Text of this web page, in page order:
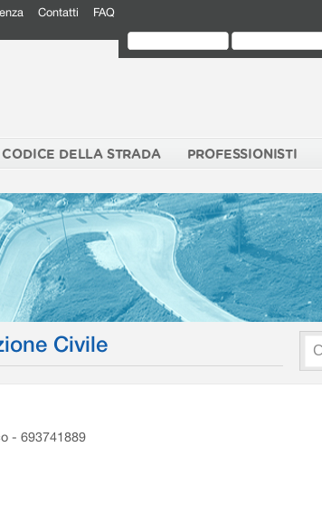
Contatti FAQ
CODICE DELLA STRADA PROFESSIONISTI
Civile
- 693741889